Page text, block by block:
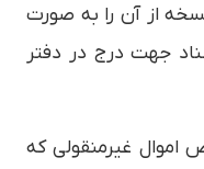
از آن را به صورت
جهت درج در دفتر
غیرمنقولی که